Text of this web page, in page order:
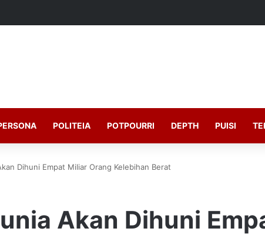
POLITEIA POTPOURRI DEPTH PUISI
Dihuni Empat Miliar Orang Kelebihan Berat
Akan Dihuni